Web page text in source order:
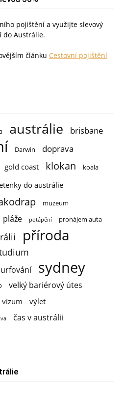
pojištění a využijte slevový
do Austrálie.
článku Cestovní pojištění
austrálie brisbane
Darwin doprava
gold coast klokan koala
do austrálie
muzeum
pláže potápění pronájem auta
příroda
sydney
velký bariérový útes
vízum výlet
čas v austrálii